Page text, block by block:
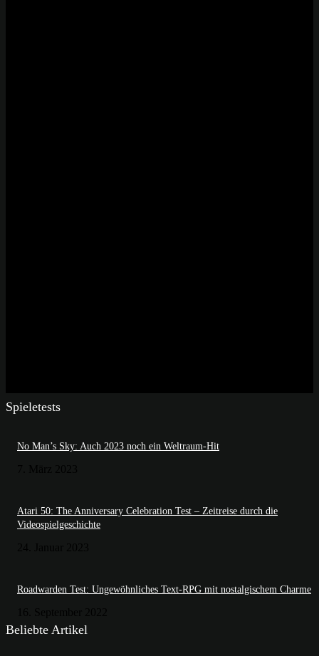
Spieletests
No Man’s Sky: Auch 2023 noch ein Weltraum-Hit
Atari 50: The Anniversary Celebration Test – Zeitreise durch die
Videospielgeschichte
Roadwarden Test: Ungewöhnliches Text-RPG mit nostalgischem Charme
Beliebte Artikel